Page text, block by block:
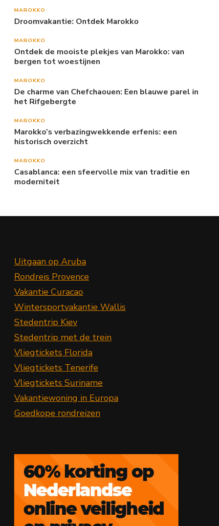
MAROKKO
Droomvakantie: Ontdek Marokko
MAROKKO
Ontdek de mooiste plekjes van Marokko: van
bergen tot woestijnen
MAROKKO
De charme van Chefchaouen: Een blauwe parel in
het Rifgebergte
MAROKKO
Marokko’s verbazingwekkende erfenis: een
historisch overzicht
MAROKKO
Casablanca: een sfeervolle mix van traditie en
moderniteit
Uitgaan op Aruba
Rondreis Provence
Vakantie Curacao
Wintersportvakantie Wallis
Stedentrip Kiev
Stedentrip met de trein
Vliegtickets Florida
Vliegtickets Tenerife
Vliegtickets Suriname
Vakantiewoning in Europa
Goedkope rondreizen